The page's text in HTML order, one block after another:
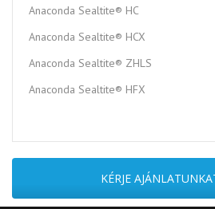
Anaconda Sealtite® HC
Anaconda Sealtite® HCX
Anaconda Sealtite® ZHLS
Anaconda Sealtite® HFX
KÉRJE